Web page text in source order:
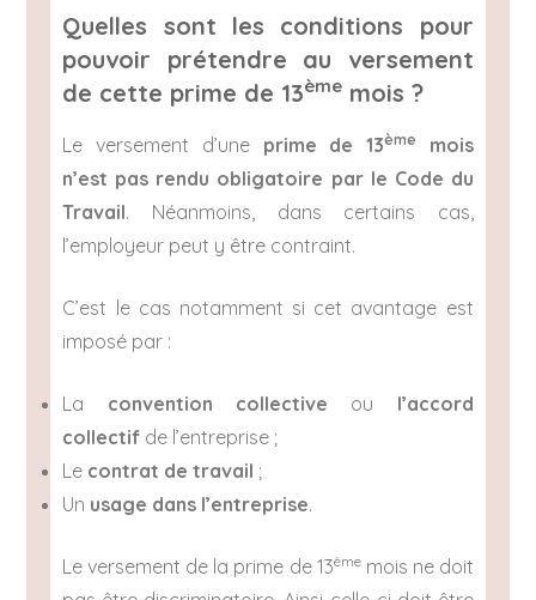
Quelles sont les conditions pour
pouvoir prétendre au versement
de cette prime de 13ème mois ?
Le versement d’une prime de 13ème
mois
n’est pas rendu obligatoire par le Code du
Travail. Néanmoins, dans certains cas,
l’employeur peut y être contraint.
C’est le cas notamment si cet avantage est
imposé par :
La convention collective ou l’accord
collectif de l’entreprise ;
Le contrat de travail ;
Un usage dans l’entreprise.
Le versement de la prime de 13èmemois ne doit